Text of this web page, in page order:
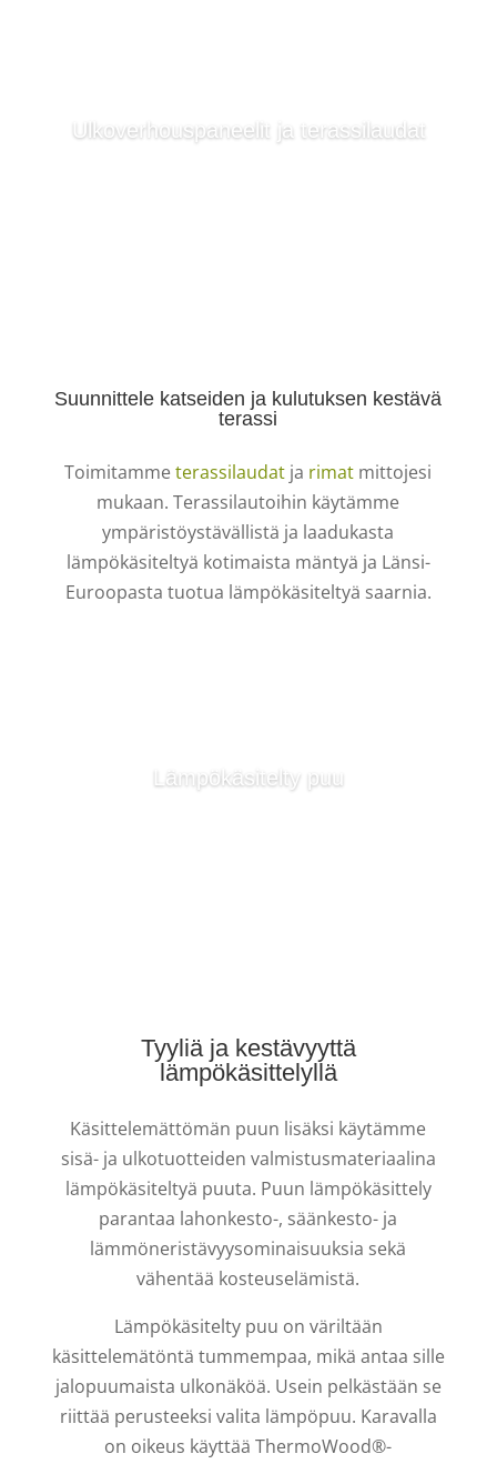
Ulkoverhouspaneelit ja terassilaudat
Suunnittele katseiden ja kulutuksen kestävä
terassi
Toimitammeterassilaudat ja rimat mittojesi
mukaan.Terassilautoihin käytämme
ympäristöystävällistä ja laadukasta
lämpökäsiteltyä kotimaista mäntyä ja Länsi-
Euroopasta tuotua lämpökäsiteltyä saarnia.
Lämpökäsitelty puu
Tyyliä ja kestävyyttä
lämpökäsittelyllä
Käsittelemättömän puun lisäksi käytämme
sisä- ja ulkotuotteiden valmistusmateriaalina
lämpökäsiteltyä puuta. Puun lämpökäsittely
parantaa lahonkesto-, säänkesto- ja
lämmöneristävyysominaisuuksia sekä
vähentää kosteuselämistä.
Lämpökäsitelty puu on väriltään
käsittelemätöntä tummempaa, mikä antaa sille
jalopuumaista ulkonäköä. Usein pelkästään se
riittää perusteeksi valita lämpöpuu. Karavalla
on oikeus käyttää ThermoWood®-